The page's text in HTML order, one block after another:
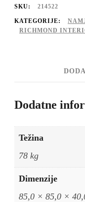
(set
2
SKU: 214522
KATEGORIJE:
RICHMOND
Dodatne
Težina
78 kg
Dimenzije
85,0 × 85,0 ×